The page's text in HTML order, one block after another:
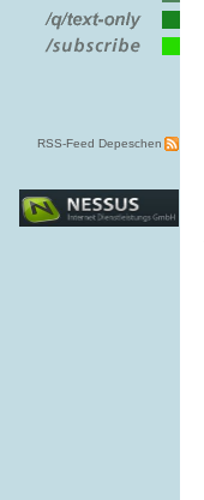
RSS-Feed Depeschen